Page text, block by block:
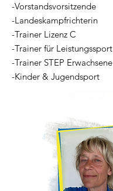
-Vorstandsvorsitzende
-Landeskampfrichterin
-Trainer Lizenz C
-Trainer für Leistungssport
-Trainer STEP Erwachsene
-Kinder & Jugendsport